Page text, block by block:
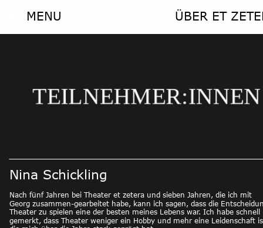
Nina Schickling
Nach fünf Jahren bei Theater et zetera und sieben Jahren, die ich mit
Georg zusammen-gearbeitet habe, kann ich sagen, dass die
Theater zu spielen eine der besten meines Lebens war. Ich habe schnell
gemerkt, dass Theater weniger ein Hobby und mehr eine Leidenschaft
MENU ÜBER ET
ÜBER ET
MENU